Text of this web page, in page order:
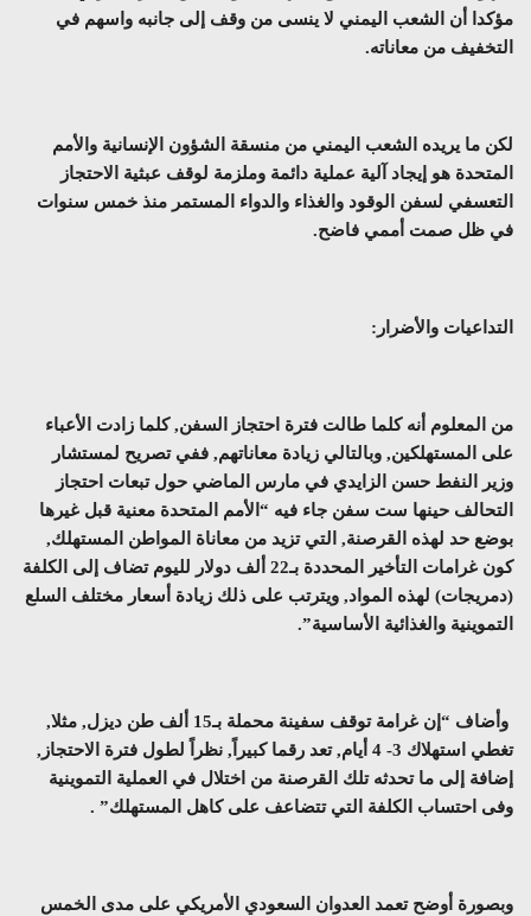
مؤكدا أن الشعب اليمني لا ينسى من وقف إلى جانبه واسهم في
التخفيف من معاناته.
لكن ما يريده الشعب اليمني من منسقة الشؤون الإنسانية والأمم
المتحدة هو إيجاد آلية عملية دائمة وملزمة لوقف عبثية الاحتجاز
التعسفي لسفن الوقود والغذاء والدواء المستمر منذ خمس سنوات
في ظل صمت أممي فاضح.
التداعيات والأضرار:
من المعلوم أنه كلما طالت فترة احتجاز السفن, كلما زادت الأعباء
على المستهلكين, وبالتالي زيادة معاناتهم, ففي تصريح لمستشار
وزير النفط حسن الزايدي في مارس الماضي حول تبعات احتجاز
التحالف حينها ست سفن جاء فيه “الأمم المتحدة معنية قبل غيرها
بوضع حد لهذه القرصنة, التي تزيد من معاناة المواطن المستهلك,
كون غرامات التأخير المحددة بـ22 ألف دولار لليوم تضاف إلى الكلفة
(دمريجات) لهذه المواد, ويترتب على ذلك زيادة أسعار مختلف السلع
التموينية والغذائية الأساسية”.
وأضاف “إن غرامة توقف سفينة محملة بـ15 ألف طن ديزل, مثلا,
تغطي استهلاك 3- 4 أيام, تعد رقما كبيراً, نظراً لطول فترة الاحتجاز,
إضافة إلى ما تحدثه تلك القرصنة من اختلال في العملية التموينية
وفى احتساب الكلفة التي تتضاعف على كاهل المستهلك” .
وبصورة أوضح تعمد العدوان السعودي الأمريكي على مدى الخمس